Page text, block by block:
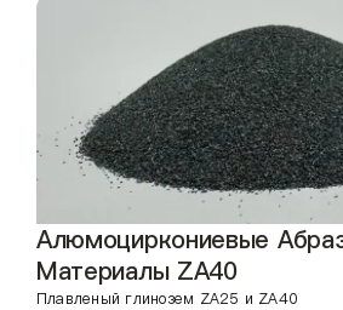
Алюмоциркониевые
Материалы ZA40
Плавленый глинозем ZA25 и ZA40